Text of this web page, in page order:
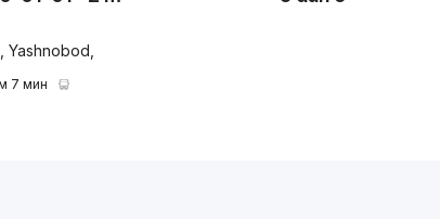
Yashnobod,
7 мин